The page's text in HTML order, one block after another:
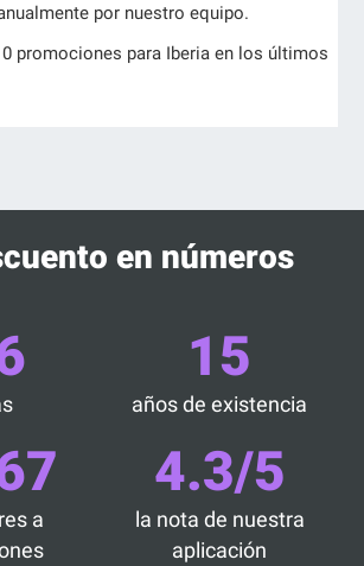
por nuestro equipo.
0 promociones para Iberia en los últimos
en números
15
años de existencia
a
4.3/5
la nota de nuestra
aplicación